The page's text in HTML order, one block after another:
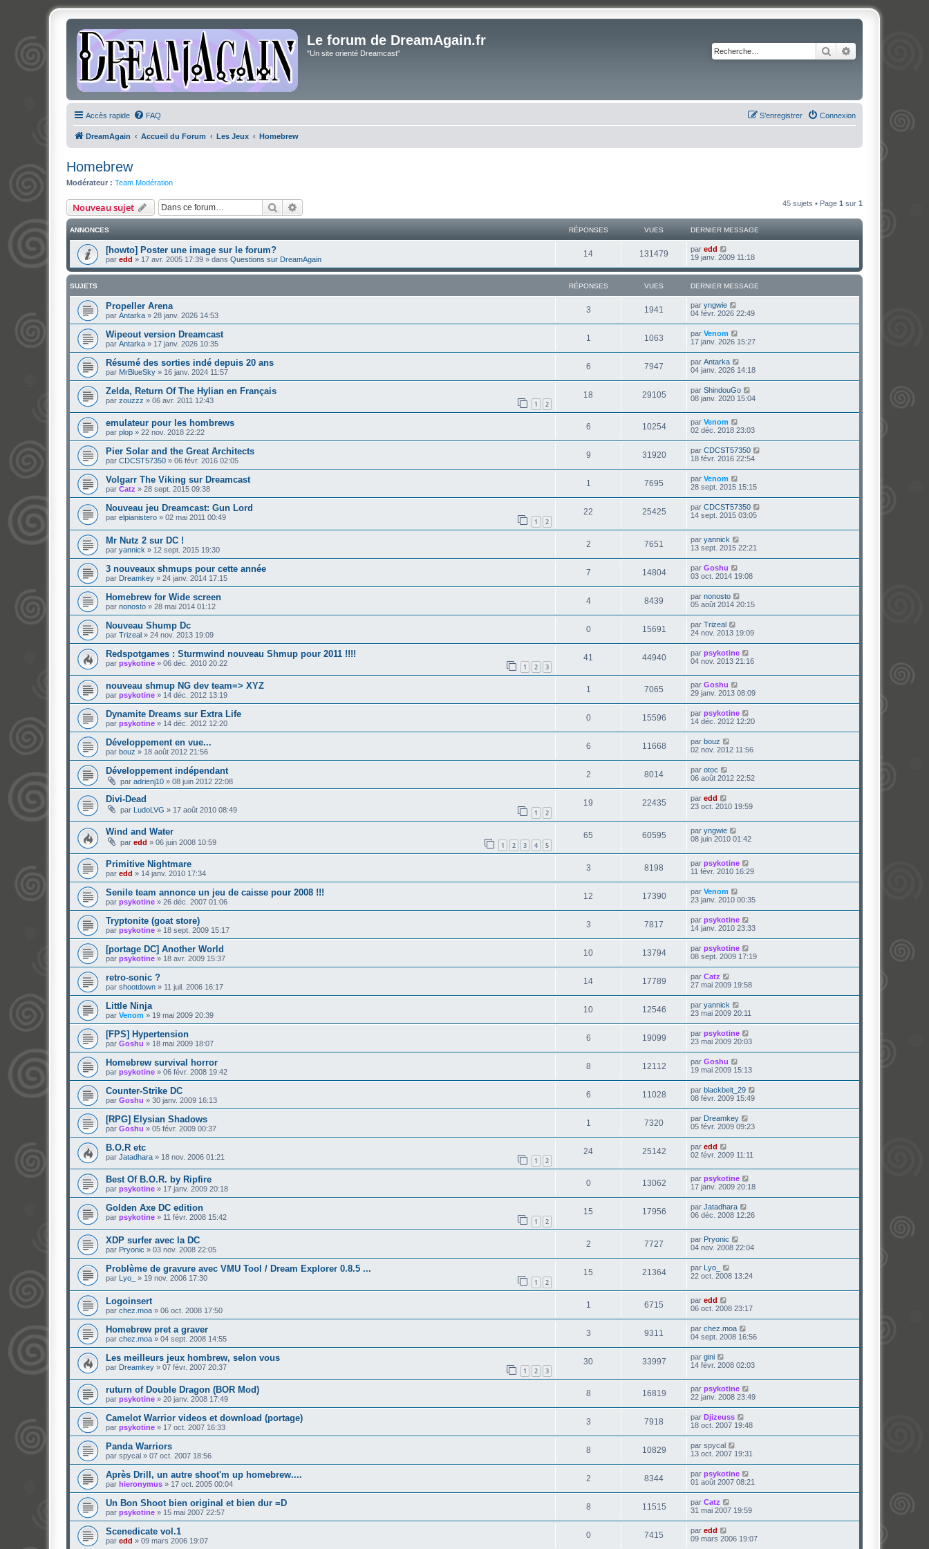
Le forum de DreamAgain.fr
"Un site orienté Dreamcast" Rechercher
Accès rapide FAQ Connexion
S’enregistrer
DreamAgain Accueil du Forum Les Jeux Homebrew
Homebrew
Modérateur : Team Modération
Nouveau sujet Rechercher 45 sujets • Page 1 sur 1
ANNONCES RÉPONSES VUES DERNIER MESSAGE
[howto] Poster une image sur le forum?
par edd » 17 avr. 2005 17:39 » dans Questions sur DreamAgain
14 131479 par edd
19 janv. 2009 11:18
SUJETS RÉPONSES VUES DERNIER MESSAGE
Propeller Arena
par Antarka » 28 janv. 2026 14:53
3 1941 par yngwie
04 févr. 2026 22:49
Wipeout version Dreamcast
par Antarka » 17 janv. 2026 10:35
1 1063 par Venom
17 janv. 2026 15:27
Résumé des sorties indé depuis 20 ans
par MrBlueSky » 16 janv. 2024 11:57
6 7947 par Antarka
04 janv. 2026 14:18
Zelda, Return Of The Hylian en Français
par zouzzz » 06 avr. 2011 12:43 1 2
18 29105 par ShindouGo
08 janv. 2020 15:04
emulateur pour les hombrews
par plop » 22 nov. 2018 22:22
6 10254 par Venom
02 déc. 2018 23:03
Pier Solar and the Great Architects
par CDCST57350 » 06 févr. 2016 02:05
9 31920 par CDCST57350
18 févr. 2016 22:54
Volgarr The Viking sur Dreamcast
par Catz » 28 sept. 2015 09:38
1 7695 par Venom
28 sept. 2015 15:15
Nouveau jeu Dreamcast: Gun Lord
par elpianistero » 02 mai 2011 00:49 1 2
22 25425 par CDCST57350
14 sept. 2015 03:05
Mr Nutz 2 sur DC !
par yannick » 12 sept. 2015 19:30
2 7651 par yannick
13 sept. 2015 22:21
3 nouveaux shmups pour cette année
par Dreamkey » 24 janv. 2014 17:15
7 14804 par Goshu
03 oct. 2014 19:08
Homebrew for Wide screen
par nonosto » 28 mai 2014 01:12
4 8439 par nonosto
05 août 2014 20:15
Nouveau Shump Dc
par Trizeal » 24 nov. 2013 19:09
0 15691 par Trizeal
24 nov. 2013 19:09
Redspotgames : Sturmwind nouveau Shmup pour 2011 !!!!
par psykotine » 06 déc. 2010 20:22 1 2 3
41 44940 par psykotine
04 nov. 2013 21:16
nouveau shmup NG dev team=> XYZ
par psykotine » 14 déc. 2012 13:19
1 7065 par Goshu
29 janv. 2013 08:09
Dynamite Dreams sur Extra Life
par psykotine » 14 déc. 2012 12:20
0 15596 par psykotine
14 déc. 2012 12:20
Développement en vue...
par bouz » 18 août 2012 21:56
6 11668 par bouz
02 nov. 2012 11:56
Développement indépendant
par adrienj10 » 08 juin 2012 22:08
2 8014 par otoc
06 août 2012 22:52
Divi-Dead
par LudoLVG » 17 août 2010 08:49 1 2
19 22435 par edd
23 oct. 2010 19:59
Wind and Water
par edd » 06 juin 2008 10:59 1 2 3 4 5
65 60595 par yngwie
08 juin 2010 01:42
Primitive Nightmare
par edd » 14 janv. 2010 17:34
3 8198 par psykotine
11 févr. 2010 16:29
Senile team annonce un jeu de caisse pour 2008 !!!
par psykotine » 26 déc. 2007 01:06
12 17390 par Venom
23 janv. 2010 00:35
Tryptonite (goat store)
par psykotine » 18 sept. 2009 15:17
3 7817 par psykotine
14 janv. 2010 23:33
[portage DC] Another World
par psykotine » 18 avr. 2009 15:37
10 13794 par psykotine
08 sept. 2009 17:19
retro-sonic ?
par shootdown » 11 juil. 2006 16:17
14 17789 par Catz
27 mai 2009 19:58
Little Ninja
par Venom » 19 mai 2009 20:39
10 12546 par yannick
23 mai 2009 20:11
[FPS] Hypertension
par Goshu » 18 mai 2009 18:07
6 19099 par psykotine
23 mai 2009 20:03
Homebrew survival horror
par psykotine » 06 févr. 2008 19:42
8 12112 par Goshu
19 mai 2009 15:13
Counter-Strike DC
par Goshu » 30 janv. 2009 16:13
6 11028 par blackbelt_29
08 févr. 2009 15:49
[RPG] Elysian Shadows
par Goshu » 05 févr. 2009 00:37
1 7320 par Dreamkey
05 févr. 2009 09:23
B.O.R etc
par Jatadhara » 18 nov. 2006 01:21 1 2
24 25142 par edd
02 févr. 2009 11:11
Best Of B.O.R. by Ripfire
par psykotine » 17 janv. 2009 20:18
0 13062 par psykotine
17 janv. 2009 20:18
Golden Axe DC edition
par psykotine » 11 févr. 2008 15:42 1 2
15 17956 par Jatadhara
06 déc. 2008 12:26
XDP surfer avec la DC
par Pryonic » 03 nov. 2008 22:05
2 7727 par Pryonic
04 nov. 2008 22:04
Problème de gravure avec VMU Tool / Dream Explorer 0.8.5 ...
par Lyo_ » 19 nov. 2006 17:30 1 2
15 21364 par Lyo_
22 oct. 2008 13:24
Logoinsert
par chez.moa » 06 oct. 2008 17:50
1 6715 par edd
06 oct. 2008 23:17
Homebrew pret a graver
par chez.moa » 04 sept. 2008 14:55
3 9311 par chez.moa
04 sept. 2008 16:56
Les meilleurs jeux hombrew, selon vous
par Dreamkey » 07 févr. 2007 20:37 1 2 3
30 33997 par gini
14 févr. 2008 02:03
ruturn of Double Dragon (BOR Mod)
par psykotine » 20 janv. 2008 17:49
8 16819 par psykotine
22 janv. 2008 23:49
Camelot Warrior videos et download (portage)
par psykotine » 17 oct. 2007 16:33
3 7918 par Djizeuss
18 oct. 2007 19:48
Panda Warriors
par spycal » 07 oct. 2007 18:56
8 10829 par spycal
13 oct. 2007 19:31
Après Drill, un autre shoot'm up homebrew....
par hieronymus » 17 oct. 2005 00:04
2 8344 par psykotine
01 août 2007 08:21
Un Bon Shoot bien original et bien dur =D
par psykotine » 15 mai 2007 22:57
8 11515 par Catz
31 mai 2007 19:59
Scenedicate vol.1
par edd » 09 mars 2006 19:07
0 7415 par edd
09 mars 2006 19:07